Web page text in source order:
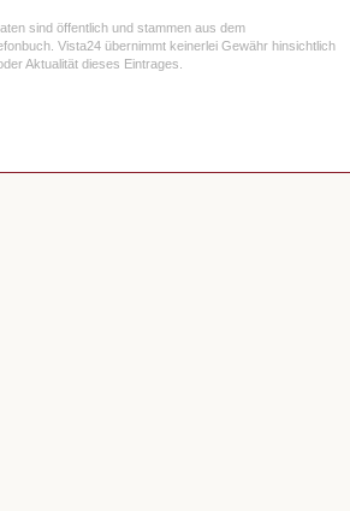
sind öffentlich und stammen aus dem
Vista24 übernimmt keinerlei Gewähr hinsichtlich
Aktualität dieses Eintrages.